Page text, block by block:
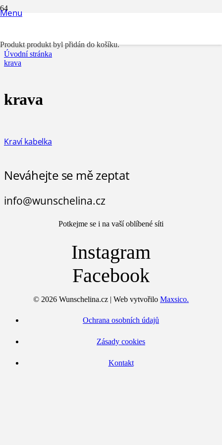
Menu
Produktprodukt byl přidán do košíku.
Úvodní stránka
krava
krava
Kraví kabelka
Neváhejte se mě zeptat
info@wunschelina.cz
Potkejme se i na vaší oblíbené síti
Instagram
Facebook
© 2026 Wunschelina.cz | Web vytvořilo Maxsico.
Ochrana osobních údajů
Zásady cookies
Kontakt